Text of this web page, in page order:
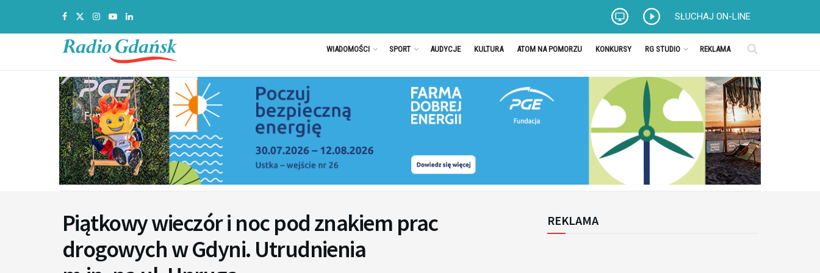
SŁUCHAJ ON-LINE
WIADOMOŚCI SPORT AUDYCJE KULTURA ATOM NA POMORZU KONKURSY RG STUDIO REKLAMA
Piątkowy wieczór i noc pod znakiem prac
drogowych w Gdyni. Utrudnienia
REKLAMA